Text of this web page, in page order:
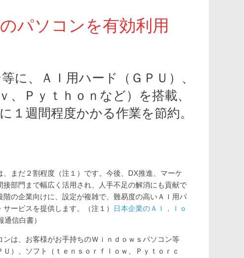
パソコンを有効利用
、ＡＩ用ハード（ＧＰＵ）、
Ｐｙｔｈｏｎなど）を搭載、
週間程度かかる作業を節約。
、まだ２割程度（注１）です。今後、DX推進、マーケ
接部門まで幅広く活用され、人手不足の解消にも貢献で
階の企業向けに、設定が複雑で、難易度の高いＡＩ用パ
ービスを提供します。（注１）
日本企業のＡＩ，Ｉｏ
通信白書）
ンは、お客様がお手持ちのＷｉｎｄｏｗｓパソコン等
）、ソフト（ｔｅｎｓｏｒｆｌｏｗ、Ｐｙｔｏｒｃ